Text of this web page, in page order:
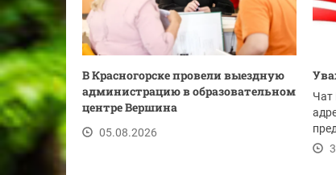
В Красногорске провели выездную
администрацию в образовательном
центре Вершина
05.08.2026
Чат